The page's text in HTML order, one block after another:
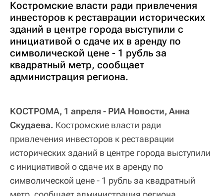
Костромские власти ради привлечения
инвесторов к реставрации исторических
зданий в центре города выступили с
инициативой о сдаче их в аренду по
символической цене - 1 рубль за
квадратный метр, сообщает
администрация региона.
КОСТРОМА, 1 апреля - РИА Новости, Анна
Скудаева. Костромские власти ради
привлечения инвесторов к реставрации
исторических зданий в центре города выступили
с инициативой о сдаче их в аренду по
символической цене - 1 рубль за квадратный